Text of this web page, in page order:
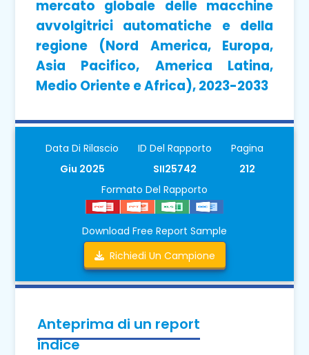
mercato globale delle macchine
avvolgitrici automatiche e della
regione (Nord America, Europa,
Asia Pacifico, America Latina,
Medio Oriente e Africa), 2023-2033
Data Di Rilascio
Giu 2025
ID Del Rapporto
SII25742
Pagina
212
Formato Del Rapporto
Download Free Report Sample
Richiedi Un Campione
Anteprima di un report
indice